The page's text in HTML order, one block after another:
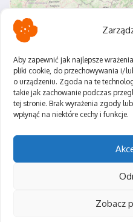
Aby zapewnić jak najlepsze
pliki cookie, do przechowywania i/
o urządzeniu. Zgoda na te
takie jak zachowanie podczas
tej stronie. Brak wyrażenia zgody
wpłynąć na niektóre cechy i funkcje.
Zobacz
Polityka Prywatności
Regulamin